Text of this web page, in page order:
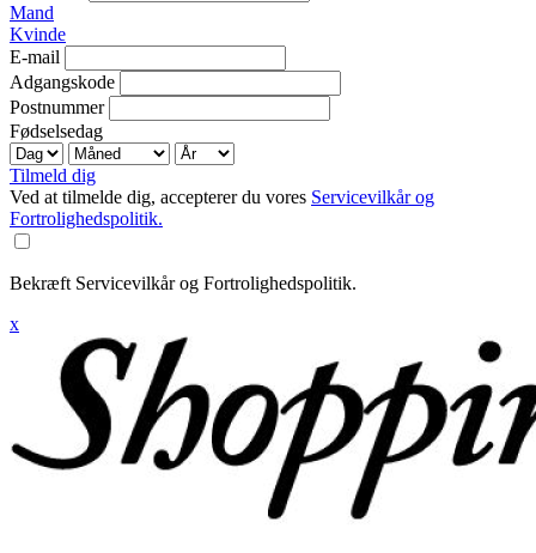
Mand
Kvinde
E-mail
Adgangskode
Postnummer
Fødselsedag
Tilmeld dig
Ved at tilmelde dig, accepterer du vores Servicevilkår og
Fortrolighedspolitik.
Bekræft Servicevilkår og Fortrolighedspolitik.
x